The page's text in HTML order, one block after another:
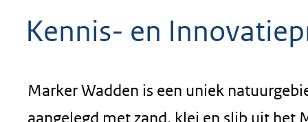
Kennis- en
Marker Wadden is een uniek
aangelegd met zand, klei en slib uit het